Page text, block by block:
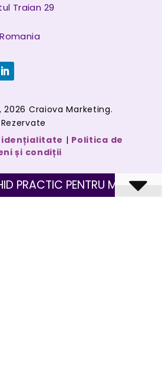
Traian 29
Craiova Marketing.
| Politica de
și condiții
MAGAZINE CU PRODUSE